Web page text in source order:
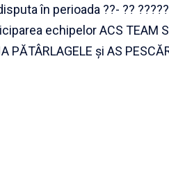
în perioada ??- ??
echipelor ACS TEAM
PĂTÂRLAGELE și AS